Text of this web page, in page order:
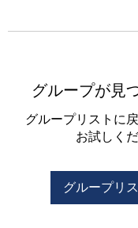
グループが見
グループリストに
お試しくだ
グループリ